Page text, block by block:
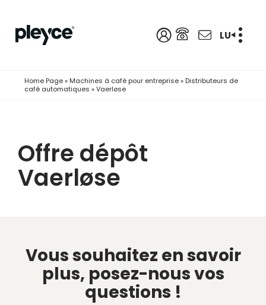
LU
Home Page» Machines à café pour entreprise» Distributeurs de
café automatiques »Vaerløse
Offre dépôt
Vaerløse
Vous souhaitez en savoir
plus, posez-nous vos
questions !